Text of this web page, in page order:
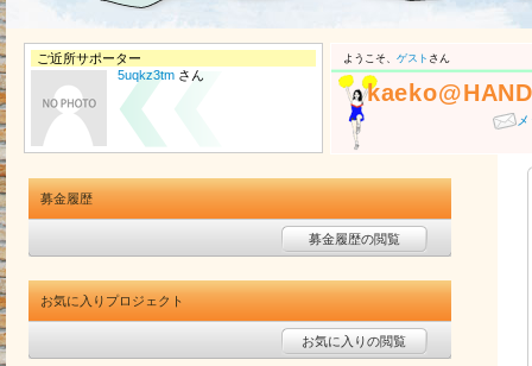
ご近所サポーター
5uqkz3tm さん
ようこそ、 ゲスト さん
募金履歴
募金履歴の閲覧
お気に入りプロジェクト
お気に入りの閲覧